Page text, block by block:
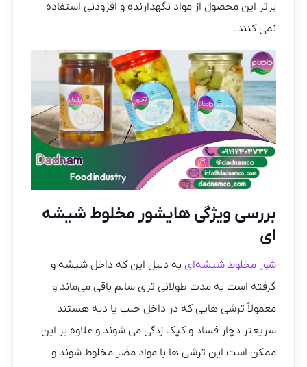
برتر این محصول از مواد نگهدارنده و افزودنی استفاده
نمی کنند.
بررسی ویژگی هایشور مخلوط شیشه
ای
شور مخلوط شیشه‌ای به دلیل این که داخل شیشه و
گرفته است به مدت طولانی تری سالم باقی می‌ماند و
معمولاً ترشی هایی که در داخل حلب یا دبه هستند
سریعتر دچار فساد و کپک زدگی می شوند و علاوه بر این
ممکن است این ترشی ها با مواد مضر مخلوط شوند و